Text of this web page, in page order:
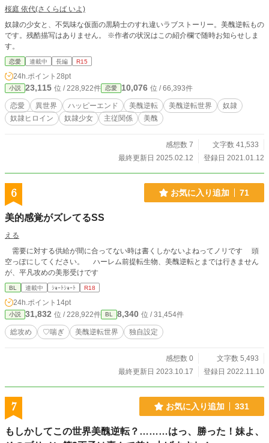
桜庭 依代(さくらば いよ)
奴隷の少女と、不気味な仮面の黒騎士のすれ違いラブストーリー。美醜逆転もの
です。残酷描写はありません。 ※作者の状況はこの紹介欄で随時お知らせしま
す。
恋愛 連載中 長編 R15
24h.ポイント 28pt
小説 23,115 位 / 228,922件 恋愛 10,076 位 / 66,393件
恋愛 異世界 ハッピーエンド 美醜逆転 美醜逆転世界
奴隷
奴隷ヒロイン
奴隷少女 主従関係 美醜
感想数 7
文字数 41,533
最終更新日 2025.02.12
登録日 2021.01.12
6 お気に入り追加 71
美的感覚がズレてるSS
える
需要に対する供給が間に合ってない時は書くしかないよねってノリです 頭
空っぽにしてください。 ハーレム前提転生物、美醜逆転とまでは行きません
が、平凡攻めの美形受けです
BL 連載中 ｼｮｰﾄｼｮｰﾄ R18
24h.ポイント 14pt
小説 31,832 位 / 228,922件 BL 8,340 位 / 31,454件
総攻め ♡喘ぎ 美醜逆転世界 独自設定
感想数 0
文字数 5,493
最終更新日 2023.10.17
登録日 2022.11.10
7 お気に入り追加 331
もしかしてこの世界美醜逆転？………はっ、勝った！妹よ、